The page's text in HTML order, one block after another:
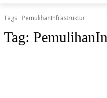
Tags PemulihanInfrastruktur
Tag: